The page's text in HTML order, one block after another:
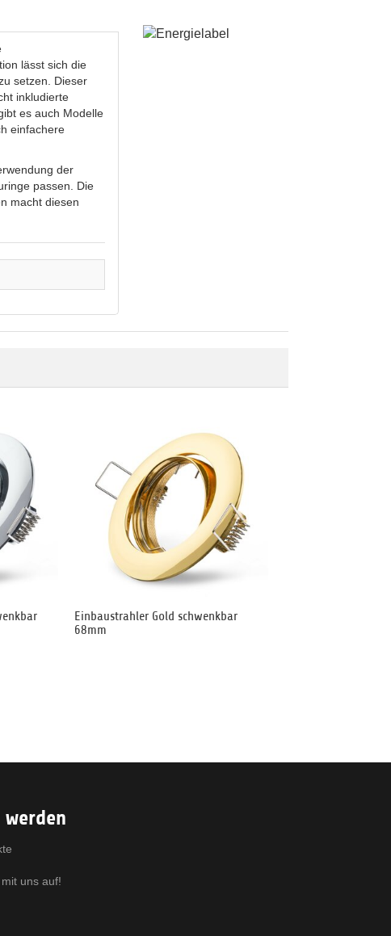
lässt sich die
setzen. Dieser
inkludierte
es auch Modelle
einfachere
der
passen. Die
macht diesen
Einbaustrahler Gold schwenkbar
68mm
mit uns auf!